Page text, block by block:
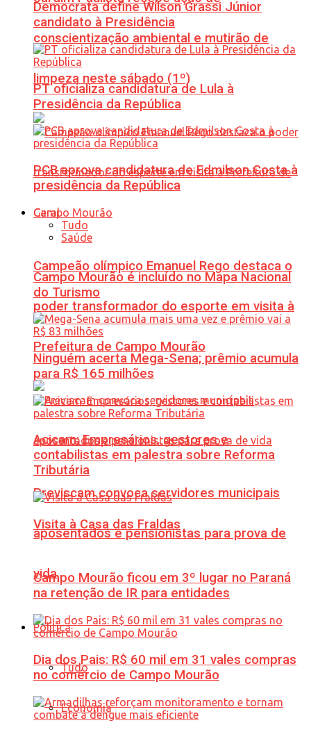
conscientização ambiental e mutirão de
limpeza neste sábado (1º)
Campeão olímpico Emanuel Rego destaca o
poder transformador do esporte em visita à
Prefeitura de Campo Mourão
Previscam convoca servidores municipais
aposentados e pensionistas para prova de
vida
Política
Tudo
Economia
Democrata define Wilson Grassi Júnior
candidato à Presidência
PT oficializa candidatura de Lula à
Presidência da República
PCB aprova candidatura de Edmilson Costa à
presidência da República
Geral
Tudo
Saúde
Campo Mourão é incluído no Mapa Nacional
do Turismo
Ninguém acerta Mega-Sena; prêmio acumula
para R$ 165 milhões
Acicam: Empresários, gestores e
contabilistas em palestra sobre Reforma
Tributária
Visita à Casa das Fraldas
Campo Mourão ficou em 3º lugar no Paraná
na retenção de IR para entidades
Dia dos Pais: R$ 60 mil em 31 vales compras
no comércio de Campo Mourão